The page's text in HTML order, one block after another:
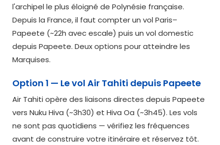
l'archipel le plus éloigné de Polynésie française.
Depuis la France, il faut compter un vol Paris–
Papeete (~22h avec escale) puis un vol domestic
depuis Papeete. Deux options pour atteindre les
Marquises.
Option 1 — Le vol Air Tahiti depuis Papeete
Air Tahiti opère des liaisons directes depuis Papeete
vers Nuku Hiva (~3h30) et Hiva Oa (~3h45). Les vols
ne sont pas quotidiens — vérifiez les fréquences
avant de construire votre itinéraire et réservez tôt.